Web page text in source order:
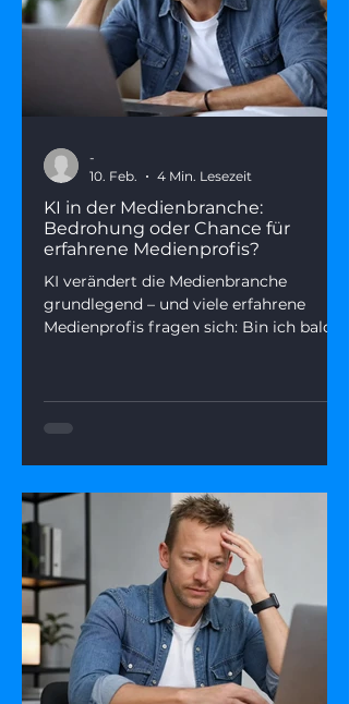
KI in der Medienbranche:
Bedrohung oder Chance für
erfahrene Medienprofis?
KI verändert die Medienbranche
grundlegend – und viele erfahrene
Medienprofis fragen sich: Bin ich bald
deine Stärken in einer KI-geprägten
-
10. Feb.
4 Min. Lesezeit